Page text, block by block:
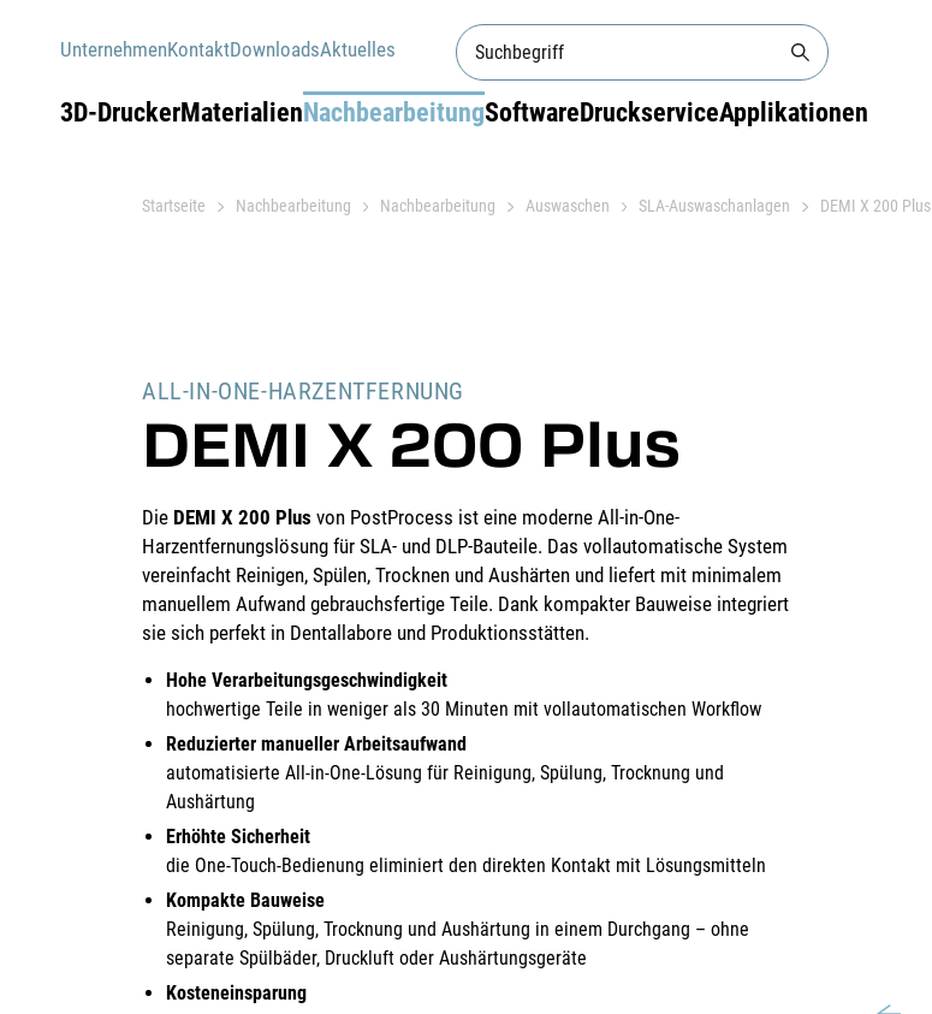
UnternehmenKontaktDownloadsAktuelles
3D-DruckerMaterialienNachbearbeitungSoftwareDruckserviceApplikationen
Startseite Nachbearbeitung Nachbearbeitung Auswaschen SLA-Auswaschanlagen DEMI X 200 Plus
ALL-IN-ONE-HARZENTFERNUNG
DEMI X 200 Plus
Die DEMI X 200 Plus von PostProcess ist eine moderne All-in-One-
Harzentfernungslösung für SLA- und DLP-Bauteile. Das vollautomatische System
vereinfacht Reinigen, Spülen, Trocknen und Aushärten und liefert mit minimalem
manuellem Aufwand gebrauchsfertige Teile. Dank kompakter Bauweise integriert
sie sich perfekt in Dentallabore und Produktionsstätten.
Hohe Verarbeitungsgeschwindigkeit
hochwertige Teile in weniger als 30 Minuten mit vollautomatischen Workflow
Reduzierter manueller Arbeitsaufwand
automatisierte All-in-One-Lösung für Reinigung, Spülung, Trocknung und
Aushärtung
Erhöhte Sicherheit
die One-Touch-Bedienung eliminiert den direkten Kontakt mit Lösungsmitteln
Kompakte Bauweise
Reinigung, Spülung, Trocknung und Aushärtung in einem Durchgang – ohne
separate Spülbäder, Druckluft oder Aushärtungsgeräte
Kosteneinsparung